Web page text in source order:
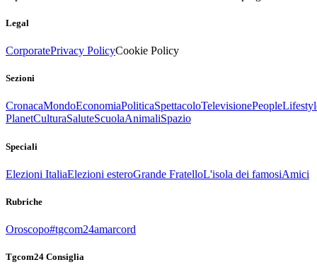
Legal
CorporatePrivacy PolicyCookie Policy
Sezioni
CronacaMondoEconomiaPoliticaSpettacoloTelevisionePeople
PlanetCulturaSaluteScuolaAnimaliSpazio
Speciali
Elezioni ItaliaElezioni esteroGrande FratelloL'isola dei famosiAmici
Rubriche
Oroscopo#tgcom24amarcord
Tgcom24 Consiglia